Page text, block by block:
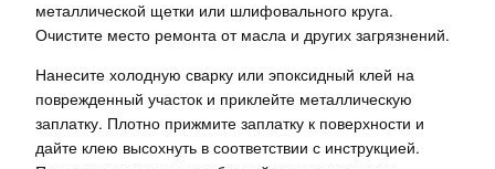
металлической щетки или шлифовального круга.
Очистите место ремонта от масла и других загрязнений.
Нанесите холодную сварку или эпоксидный клей на
поврежденный участок и приклейте металлическую
заплатку. Плотно прижмите заплатку к поверхности и
дайте клею высохнуть в соответствии с инструкцией.